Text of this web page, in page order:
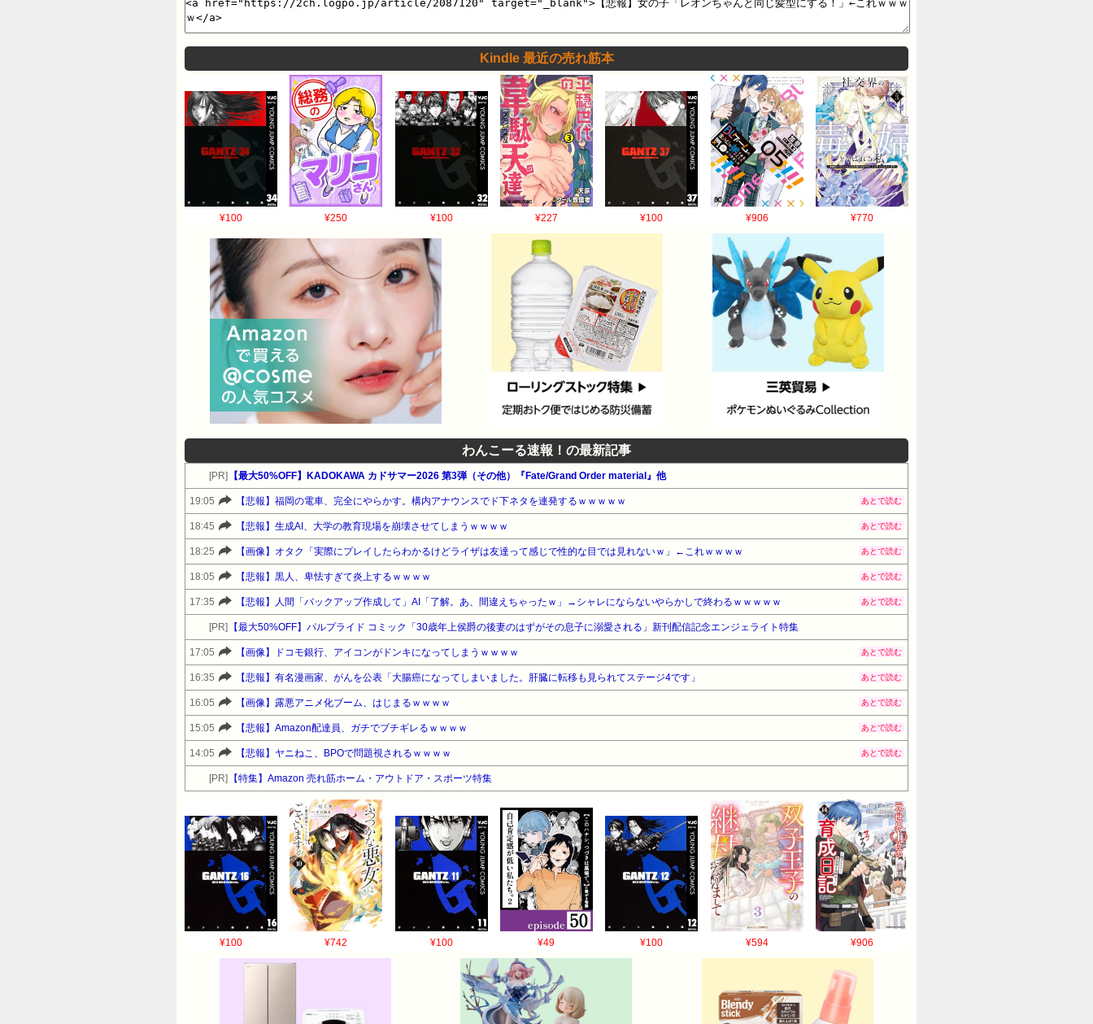
Kindle 最近の売れ筋本
¥100 ¥250 ¥100 ¥227 ¥100 ¥906 ¥770
わんこーる速報！の最新記事
[PR] 【最大50%OFF】KADOKAWA カドサマー2026 第3弾（その他）『Fate/Grand Order material』他
19:05 【悲報】福岡の電車、完全にやらかす。構内アナウンスでド下ネタを連発するｗｗｗｗｗ あとで読む
18:45 【悲報】生成AI、大学の教育現場を崩壊させてしまうｗｗｗｗ あとで読む
18:25 【画像】オタク「実際にプレイしたらわかるけどライザは友達って感じで性的な目では見れないｗ」←これｗｗｗｗ あとで読む
18:05 【悲報】黒人、卑怯すぎて炎上するｗｗｗｗ あとで読む
17:35 【悲報】人間「バックアップ作成して」AI「了解。あ、間違えちゃったｗ」→シャレにならないやらかしで終わるｗｗｗｗｗ あとで読む
[PR] 【最大50%OFF】パルプライド コミック「30歳年上侯爵の後妻のはずがその息子に溺愛される」新刊配信記念エンジェライト特集
17:05 【画像】ドコモ銀行、アイコンがドンキになってしまうｗｗｗｗ あとで読む
16:35 【悲報】有名漫画家、がんを公表「大腸癌になってしまいました。肝臓に転移も見られてステージ4です」 あとで読む
16:05 【画像】露悪アニメ化ブーム、はじまるｗｗｗｗ あとで読む
15:05 【悲報】Amazon配達員、ガチでブチギレるｗｗｗｗ あとで読む
14:05 【悲報】ヤニねこ、BPOで問題視されるｗｗｗｗ あとで読む
[PR] 【特集】Amazon 売れ筋ホーム・アウトドア・スポーツ特集
¥100 ¥742 ¥100 ¥49 ¥100 ¥594 ¥906